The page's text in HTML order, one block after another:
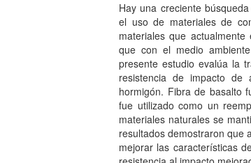
Hay una creciente
el uso de materiales de
materiales que
que con el medio
presente estudio evalúa la
resistencia de impacto de
hormigón. Fibra de basalto
fue utilizado como un
materiales naturales se
resultados demostraron que
mejorar las características